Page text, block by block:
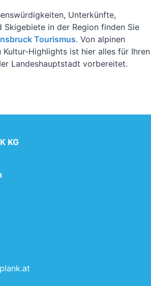
Unterkünfte,
Skigebiete in der Region finden Sie
Tourismus. Von alpinen
Kultur-Highlights ist hier alles für Ihren
Landeshauptstadt vorbereitet.
KG